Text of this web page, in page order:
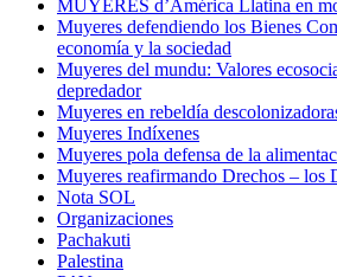
MUYERES d’América Llatina en
Muyeres defendiendo los Bienes
economía y la sociedad
Muyeres del mundu: Valores
depredador
Muyeres en rebeldía
Muyeres Indíxenes
Muyeres pola defensa de la
Muyeres reafirmando Drechos – los
Nota SOL
Organizaciones
Pachakuti
Palestina